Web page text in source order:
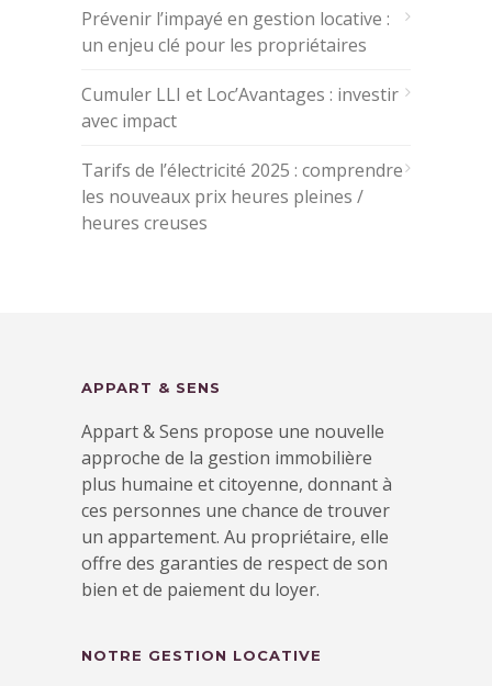
Prévenir l’impayé en gestion locative :
un enjeu clé pour les propriétaires
Cumuler LLI et Loc’Avantages : investir
avec impact
Tarifs de l’électricité 2025 : comprendre
les nouveaux prix heures pleines /
heures creuses
APPART & SENS
Appart & Sens propose une nouvelle
approche de la gestion immobilière
plus humaine et citoyenne, donnant à
ces personnes une chance de trouver
un appartement. Au propriétaire, elle
offre des garanties de respect de son
bien et de paiement du loyer.
NOTRE GESTION LOCATIVE